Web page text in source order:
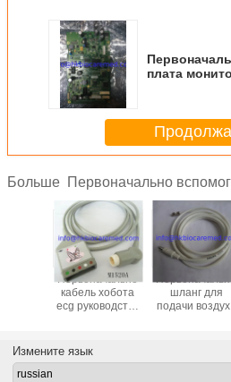
Больше Первоначально
AHA
Первоначально
кабель хобота
ecg руководства
шланг для
подачи
Измените язык